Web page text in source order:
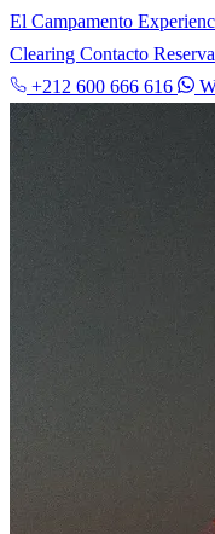
El Campamento
Clearing Contacto
+212 600 666 616